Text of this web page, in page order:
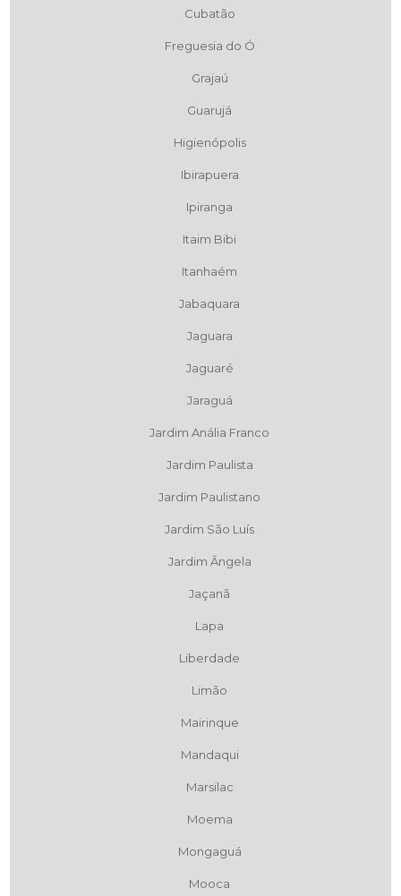
Cubatão
Freguesia do Ó
Grajaú
Guarujá
Higienópolis
Ibirapuera
Ipiranga
Itaim Bibi
Itanhaém
Jabaquara
Jaguara
Jaguaré
Jaraguá
Jardim Anália Franco
Jardim Paulista
Jardim Paulistano
Jardim São Luís
Jardim Ângela
Jaçanã
Lapa
Liberdade
Limão
Mairinque
Mandaqui
Marsilac
Moema
Mongaguá
Mooca